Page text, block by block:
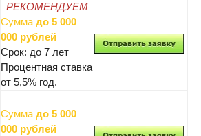
РЕКОМЕНДУЕМ
Сумма до 5 000
000 рублей
Срок: до 7 лет
Процентная ставка
от 5,5% год.
Сумма до 5 000
000 рублей